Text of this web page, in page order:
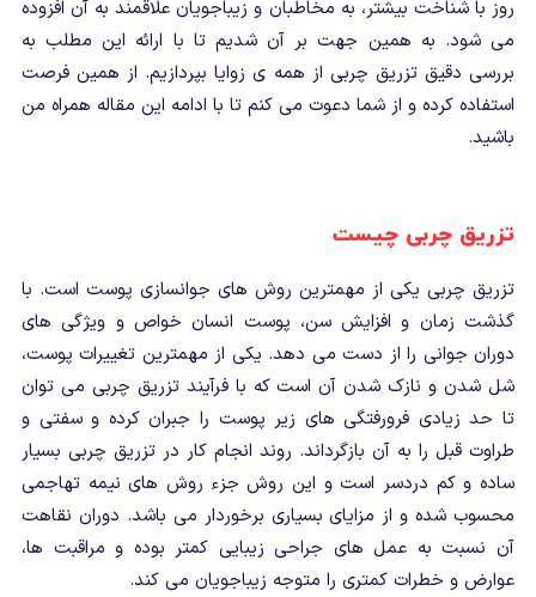
روز با شناخت بیشتر، به مخاطبان و زیباجویان علاقمند به آن افزوده
می شود. به همین جهت بر آن شدیم تا با ارائه این مطلب به
بررسی دقیق تزریق چربی از همه ی زوایا بپردازیم. از همین فرصت
استفاده کرده و از شما دعوت می کنم تا با ادامه این مقاله همراه من
باشید.
تزریق چربی چیست
تزریق چربی یکی از مهمترین روش های جوانسازی پوست است. با
گذشت زمان و افزایش سن، پوست انسان خواص و ویژگی های
دوران جوانی را از دست می دهد. یکی از مهمترین تغییرات پوست،
شل شدن و نازک شدن آن است که با فرآیند تزریق چربی می توان
تا حد زیادی فرورفتگی های زیر پوست را جبران کرده و سفتی و
طراوت قبل را به آن بازگرداند. روند انجام کار در تزریق چربی بسیار
ساده و کم دردسر است و این روش جزء روش های نیمه تهاجمی
محسوب شده و از مزایای بسیاری برخوردار می باشد. دوران نقاهت
آن نسبت به عمل های جراحی زیبایی کمتر بوده و مراقبت ها،
عوارض و خطرات کمتری را متوجه زیباجویان می کند.